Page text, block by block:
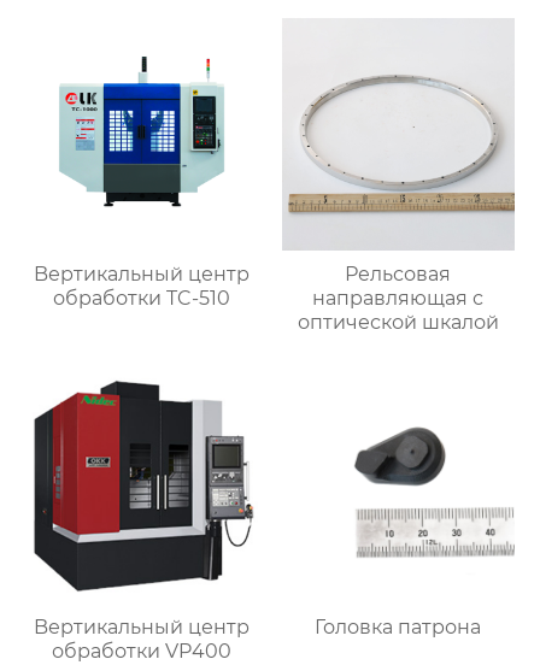
Bертикальный центр
обработки TC-510
Рельсовая
направляющая с
оптической шкалой
Bертикальный центр
обработки VP400
Головка патрона